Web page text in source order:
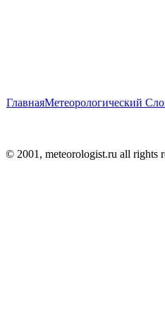
ГлавнаяМетеорологический
© 2001, meteorologist.ru all rights